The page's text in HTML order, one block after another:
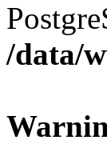
/data/